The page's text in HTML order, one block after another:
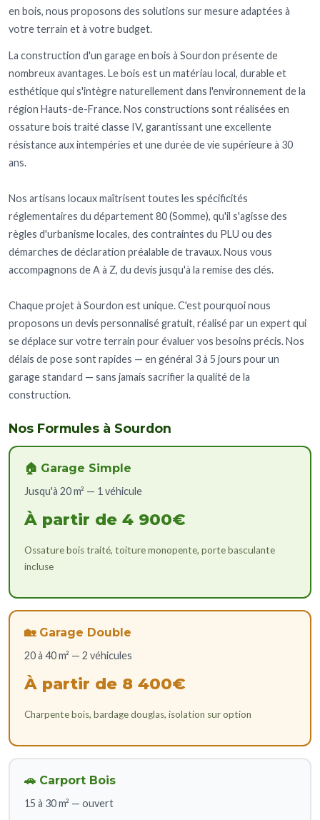
en bois, nous proposons des solutions sur mesure adaptées à
votre terrain et à votre budget.
La construction d'un garage en bois à Sourdon présente de
nombreux avantages. Le bois est un matériau local, durable et
esthétique qui s'intègre naturellement dans l'environnement de la
région Hauts-de-France. Nos constructions sont réalisées en
ossature bois traité classe IV, garantissant une excellente
résistance aux intempéries et une durée de vie supérieure à 30
ans.
Nos artisans locaux maîtrisent toutes les spécificités
réglementaires du département 80 (Somme), qu'il s'agisse des
règles d'urbanisme locales, des contraintes du PLU ou des
démarches de déclaration préalable de travaux. Nous vous
accompagnons de A à Z, du devis jusqu'à la remise des clés.
Chaque projet à Sourdon est unique. C'est pourquoi nous
proposons un devis personnalisé gratuit, réalisé par un expert qui
se déplace sur votre terrain pour évaluer vos besoins précis. Nos
délais de pose sont rapides — en général 3 à 5 jours pour un
garage standard — sans jamais sacrifier la qualité de la
construction.
Nos Formules à Sourdon
🏠 Garage Simple
Jusqu'à 20 m² — 1 véhicule
À partir de 4 900€
Ossature bois traité, toiture monopente, porte basculante
incluse
🏡 Garage Double
20 à 40 m² — 2 véhicules
À partir de 8 400€
Charpente bois, bardage douglas, isolation sur option
🚗 Carport Bois
15 à 30 m² — ouvert